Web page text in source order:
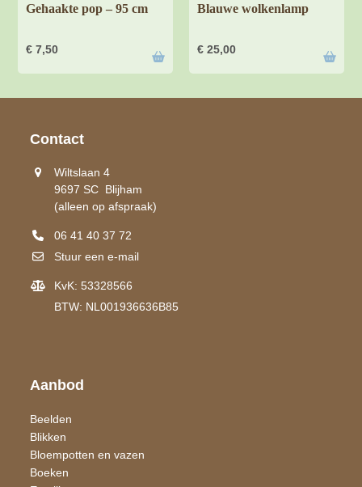
Gehaakte pop – 95 cm
€ 7,50
Blauwe wolkenlamp
€ 25,00
Contact
Wiltslaan 4
9697 SC Blijham
(alleen op afspraak)
06 41 40 37 72
Stuur een e-mail
KvK: 53328566
BTW: NL001936636B85
Aanbod
Beelden
Blikken
Bloempotten en vazen
Boeken